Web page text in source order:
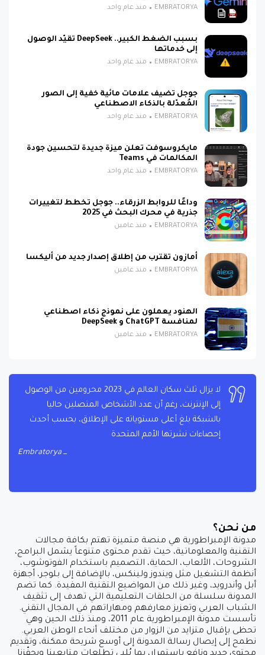
EMBRATORYA منذ عام واحد
بسبب الضغط الكبير.. DeepSeek تقيّد الوصول
إلى خدماتها
EMBRATORYA منذ عام واحد
جوجل تضيف علامات مائية خفية إلى الصور
المُعدّلة بالذكاء الاصطناعي
EMBRATORYA منذ عام واحد
مايكروسوفت تعلن ميزة جديدة لتحسين جودة
المكالمات في Teams
EMBRATORYA منذ عام واحد
وداعًا للروابط الزرقاء.. جوجل تخطط لتغييرات
جذرية في محرك البحث في 2025
EMBRATORYA منذ عامين
أمازون تقترب من إطلاق إصدار جديد من أليكسا
EMBRATORYA منذ عامين
الهنود يعملون على نموذج ذكاء اصطناعي
لمنافسة ChatGPT و DeepSeek
EMBRATORYA منذ عامين
لا يزال ثلث سكان العالم في 2023 محرومين من الوصول
إلى الإنترنت، رغم أن عدد الأشخاص المتصلين حاليا
بالشبكة بلغ أعلى مستوياته على الإطلاق، بحسب أحدث
إحصاءات نشرتها الأمم المتحدة
Embratorya
من نحن؟
مدونة الإمبراطورية هي منصة متميزة تهتم بكافة مجالات
التقنية والمعلوماتية، حيث تقدم محتوى متنوعاً يشمل البرامج،
الشروحات، الألعاب، الحماية، التصميم باستخدام الفوتوشوب،
أنظمة التشغيل مثل ويندوز ولينكس، بالإضافة إلى بلوجر، أجهزة
أبل وأندرويد، وغير ذلك من المواضيع التقنية المفيدة. كما تضم
المدونة سلسلة من الحلقات التعليمية التي تهدف إلى تثقيف
الشباب العربي وتعزيز معارفهم ومهاراتهم في المجال التقني.
تأسست مدونة الإمبراطورية عام 2011، ومنذ ذلك الحين وهي
تحظى بإقبال متزايد من الزوار من مختلف أنحاء الوطن العربي.
نطمح إلى إيصال رسالة المدونة إلى أوسع شريحة ممكنة، وتقديم